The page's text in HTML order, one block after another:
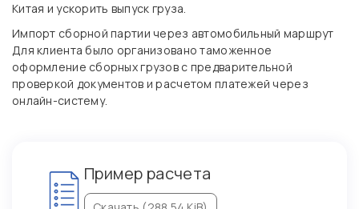
Китая и ускорить выпуск груза.
Импорт сборной партии через автомобильный маршрут
Для клиента было организовано таможенное
оформление сборных грузов с предварительной
проверкой документов и расчетом платежей через
онлайн-систему.
Пример расчета